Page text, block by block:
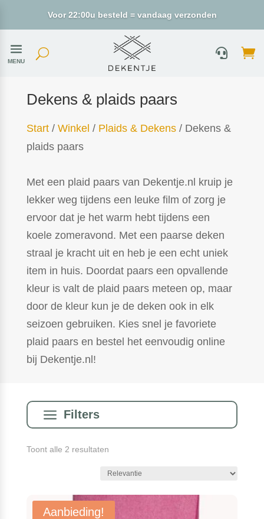
Voor 22:00u besteld = vandaag verzonden
MENU
Dekens & plaids paars
Start/ Winkel / Plaids & Dekens/ Dekens &
plaids paars
Met een plaid paars van Dekentje.nl kruip je
lekker weg tijdens een leuke film of zorg je
ervoor dat je het warm hebt tijdens een
koele zomeravond. Met een paarse deken
straal je kracht uit en heb je een echt uniek
item in huis. Doordat paars een opvallende
kleur is valt de plaid paars meteen op, maar
door de kleur kun je de deken ook in elk
seizoen gebruiken. Kies snel je favoriete
plaid paars en bestel het eenvoudig online
bij Dekentje.nl!
a Filters
Toont alle 2 resultatenGesorteerd
Aanbieding!